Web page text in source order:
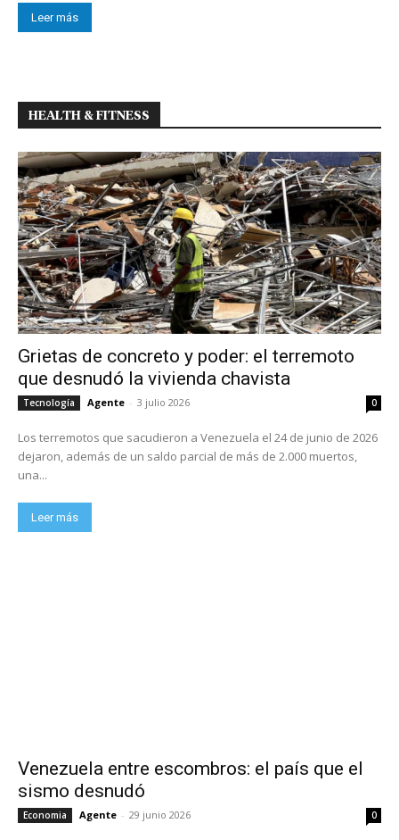
Leer más
HEALTH & FITNESS
Grietas de concreto y poder: el terremoto
que desnudó la vivienda chavista
Tecnología Agente - 3 julio 2026 0
Los terremotos que sacudieron a Venezuela el 24 de junio de 2026
dejaron, además de un saldo parcial de más de 2.000 muertos,
una...
Leer más
Venezuela entre escombros: el país que el
sismo desnudó
Economia Agente - 29 junio 2026 0